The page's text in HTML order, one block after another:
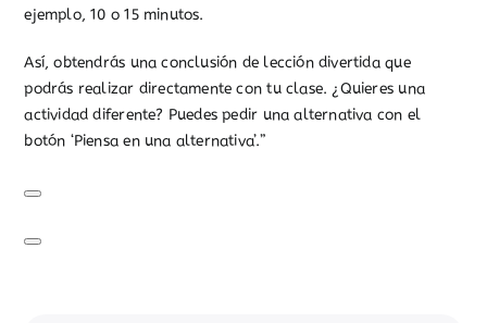
ejemplo, 10 o 15 minutos.
Así, obtendrás una conclusión de lección divertida que
podrás realizar directamente con tu clase. ¿Quieres una
actividad diferente? Puedes pedir una alternativa con el
botón ‘Piensa en una alternativa’.”